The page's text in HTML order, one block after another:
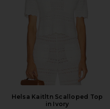
Helsa Kaitltn Scalloped Top
in Ivory